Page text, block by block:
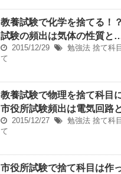
教養試験で化学を捨てる！
試験の頻出は気体の性質と
2015/12/29 勉強法 捨て科
て
教養試験で物理を捨て科目
市役所試験頻出は電気回路
2015/12/27 勉強法 捨て科
て
市役所試験で捨て科目は作